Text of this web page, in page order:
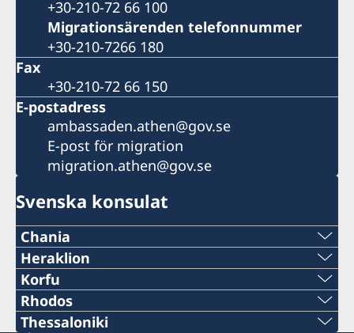
+30-210-72 66 100
Migrationsärenden telefonnummer
+30-210-7266 180
Fax
+30-210-72 66 150
E-postadress
ambassaden.athen@gov.se
E-post för migration
migration.athen@gov.se
Svenska konsulat
Chania
Telefonnummer
+30 28210 57330
E-post
Heraklion
Telefonnummer
+30 2810 225991
Korfu
Telefonnummer
Rhodos
Telefonnummer
Thessaloniki